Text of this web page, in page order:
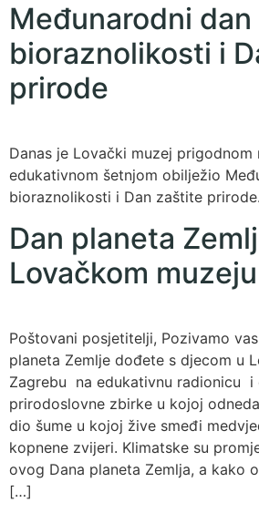
Međunarodni dan
bioraznolikosti i
prirode
Danas je Lovački muzej prigodnom
edukativnom šetnjom obilježio
bioraznolikosti i Dan zaštite prirode.
Dan planeta
Lovačkom muzeju
Poštovani posjetitelji, Pozivamo
planeta Zemlje dođete s djecom u
Zagrebu na edukativnu radionicu i
prirodoslovne zbirke u kojoj
dio šume u kojoj žive smeđi
kopnene zvijeri. Klimatske su
ovog Dana planeta Zemlja, a kako
[…]